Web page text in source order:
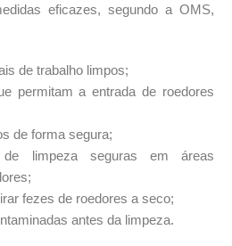
eficazes, segundo a OMS,
de trabalho limpos;
permitam a entrada de roedores
de forma segura;
de limpeza seguras em áreas
fezes de roedores a seco;
antes da limpeza.